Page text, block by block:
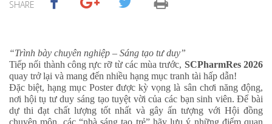
SHARE
“Trình bày chuyên nghiệp – Sáng tạo tư duy”
Tiếp nối thành công rực rỡ từ các mùa trước, SCPharmRes 2026
quay trở lại và mang đến nhiều hạng mục tranh tài hấp dẫn!
Đặc biệt, hạng mục Poster được kỳ vọng là sân chơi năng động,
nơi hội tụ tư duy sáng tạo tuyệt vời của các bạn sinh viên. Để bài
dự thi đạt chất lượng tốt nhất và gây ấn tượng với Hội đồng
chuyên môn, các “nhà sáng tạo trẻ” hãy lưu ý những điểm quan